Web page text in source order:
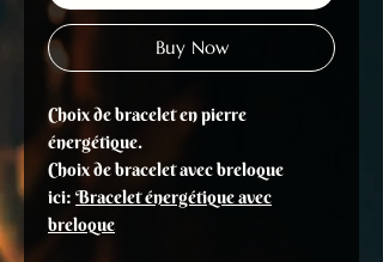
Buy Now
Choix de bracelet en pierre
énergétique.
Choix de bracelet avec breloque
ici: Bracelet énergétique avec
breloque